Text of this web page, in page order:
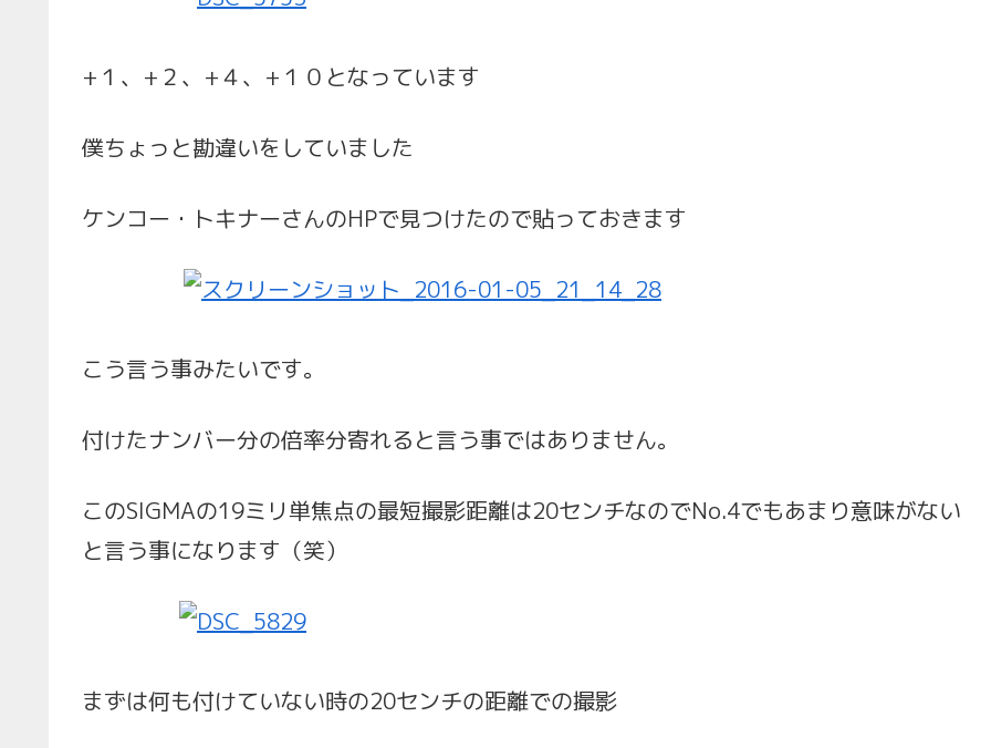
+１、+２、+４、+１０となっています
僕ちょっと勘違いをしていました
ケンコー・トキナーさんのHPで見つけたので貼っておきます
こう言う事みたいです。
付けたナンバー分の倍率分寄れると言う事ではありません。
このSIGMAの19ミリ単焦点の最短撮影距離は20センチなのでNo.4でもあまり意味がない
と言う事になります（笑）
まずは何も付けていない時の20センチの距離での撮影